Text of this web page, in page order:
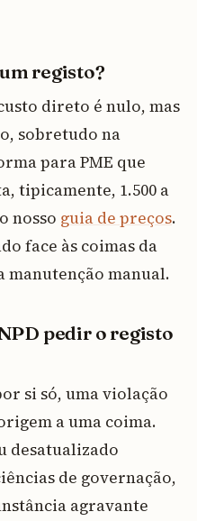
registo?
direto é nulo, mas
sobretudo na
para PME que
tipicamente, 1.500 a
nosso guia de preços.
face às coimas da
manutenção manual.
pedir o registo
si só, uma violação
a uma coima.
desatualizado
de governação,
agravante